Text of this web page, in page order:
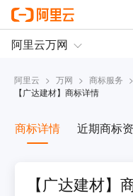
阿里云 > 万网 > 商标服务 >
【广达建材】商标详情
商标详情 近期商标
【广达建材】